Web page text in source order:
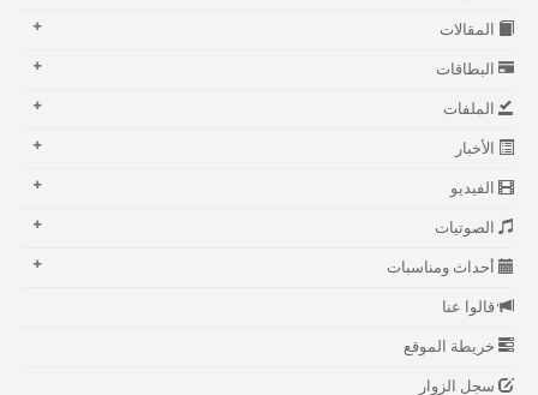
المقالات
البطاقات
الملفات
الأخبار
الفيديو
الصوتيات
أحداث ومناسبات
قالوا عنا
خريطة الموقع
سجل الزوار